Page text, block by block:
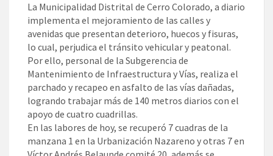
La Municipalidad Distrital de Cerro Colorado, a diario
implementa el mejoramiento de las calles y
avenidas que presentan deterioro, huecos y fisuras,
lo cual, perjudica el tránsito vehicular y peatonal.
Por ello, personal de la Subgerencia de
Mantenimiento de Infraestructura y Vías, realiza el
parchado y recapeo en asfalto de las vías dañadas,
logrando trabajar más de 140 metros diarios con el
apoyo de cuatro cuadrillas.
En las labores de hoy, se recuperó 7 cuadras de la
manzana 1 en la Urbanización Nazareno y otras 7 en